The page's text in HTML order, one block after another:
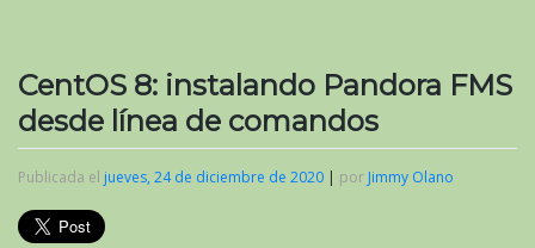
CentOS 8: instalando Pandora FMS
desde línea de comandos
Publicada el jueves, 24 de diciembre de 2020 | por Jimmy Olano